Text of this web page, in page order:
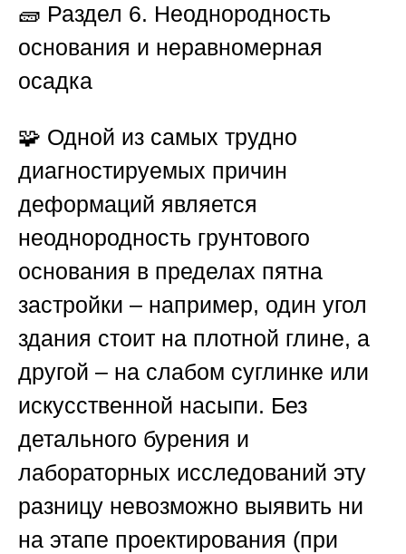
🧱 Раздел 6. Неоднородность
основания и неравномерная
осадка
🧩 Одной из самых трудно
диагностируемых причин
деформаций является
неоднородность грунтового
основания в пределах пятна
застройки – например, один угол
здания стоит на плотной глине, а
другой – на слабом суглинке или
искусственной насыпи. Без
детального бурения и
лабораторных исследований эту
разницу невозможно выявить ни
на этапе проектирования (при